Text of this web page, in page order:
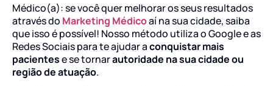
Médico(a): se você quer melhorar os seus resultados
através do Marketing Médicoaí na sua cidade, saiba
que isso é possível! Nosso método utiliza o Google e as
Redes Sociais para te ajudar aconquistar mais
pacientese se tornarautoridade na sua cidade ou
região de atuação.